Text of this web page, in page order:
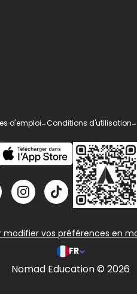
d'emploi-Conditions d'utilisation-
modifier vos préférences en
FR
Nomad Education © 2026